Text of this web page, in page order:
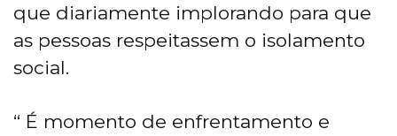
que diariamente implorando para que
as pessoas respeitassem o isolamento
social.
“ É momento de enfrentamento e